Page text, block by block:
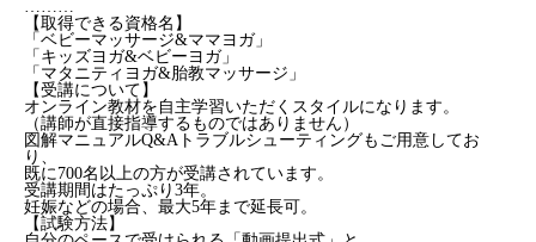
【取得できる資格名】
「ベビーマッサージ&ママヨガ」
「キッズヨガ&ベビーヨガ」
「マタニティヨガ&胎教マッサージ」
【受講について】
オンライン教材を自主学習いただくスタイルになります。
（講師が直接指導するものではありません）
図解マニュアルQ&Aトラブルシューティングもご用意してお
り、
既に700名以上の方が受講されています。
受講期間はたっぷり3年。
妊娠などの場合、最大5年まで延長可。
【試験方法】